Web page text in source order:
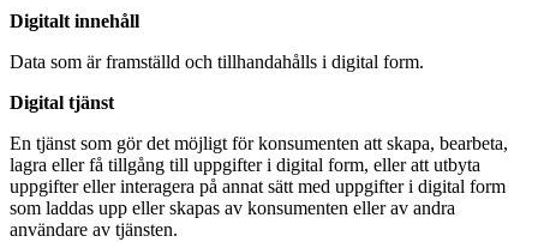
Digitalt innehåll
Data som är framställd och tillhandahålls i digital form.
Digital tjänst
En tjänst som gör det möjligt för konsumenten att skapa, bearbeta,
lagra eller få tillgång till uppgifter i digital form, eller att utbyta
uppgifter eller interagera på annat sätt med uppgifter i digital form
som laddas upp eller skapas av konsumenten eller av andra
användare av tjänsten.